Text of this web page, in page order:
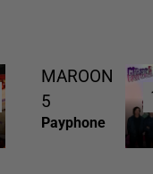
MAROON
5
Payphone